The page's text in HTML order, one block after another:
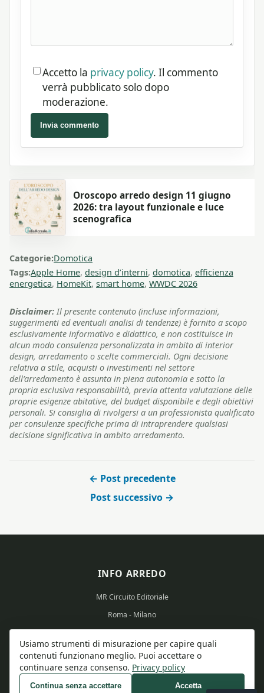
Accetto la privacy policy. Il commento
verrà pubblicato solo dopo
moderazione.
Invia commento
Oroscopo arredo design 11 giugno
2026: tra layout funzionale e luce
scenografica
Categorie:Domotica
Tags:Apple Home, design d’interni, domotica, efficienza
energetica, HomeKit, smart home, WWDC 2026
Disclaimer: Il presente contenuto (incluse informazioni,
suggerimenti ed eventuali analisi di tendenze) è fornito a scopo
esclusivamente informativo e didattico, e non costituisce in
alcun modo consulenza personalizzata in ambito di interior
design, arredamento o scelte commerciali. Ogni decisione
relativa a stile, acquisti o investimenti nel settore
dell’arredamento è assunta in piena autonomia e sotto la
propria esclusiva responsabilità, previa attenta valutazione delle
proprie esigenze abitative, del budget disponibile e degli obiettivi
personali. Si consiglia di rivolgersi a un professionista qualificato
per consulenze specifiche prima di intraprendere qualsiasi
decisione significativa in ambito arredamento.
← Post precedente
Post successivo →
INFO ARREDO
MR Circuito Editoriale
Roma - Milano
Partita IVA: 15569351008
© 2026 Info Arredo - Tutti i diritti riservati.
Usiamo strumenti di misurazione per capire quali
contenuti funzionano meglio. Puoi accettare o
continuare senza consenso. Privacy policy
Continua senza accettare Accetta